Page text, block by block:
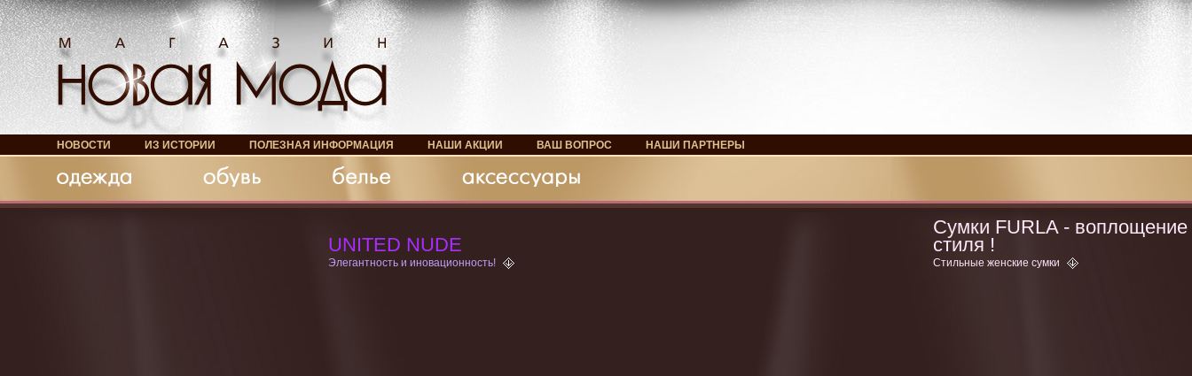
НОВОСТИ ИЗ ИСТОРИИ ПОЛЕЗНАЯ ИНФОРМАЦИЯ НАШИ АКЦИИ ВАШ ВОПРОС НАШИ ПАРТНЕРЫ
Аксессуары
UNITED NUDE
Элегантность и иновационность!
Сумки FURLA - воплощение
стиля !
Стильные женские сумки